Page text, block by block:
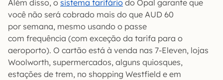
Além disso, o sistema tarifário do Opal garante que
você não será cobrado mais do que AUD 60
por semana, mesmo usando o passe
com frequência (com exceção da tarifa para o
aeroporto). O cartão está à venda nas 7-Eleven, lojas
Woolworth, supermercados, alguns quiosques,
estações de trem, no shopping Westfield e em